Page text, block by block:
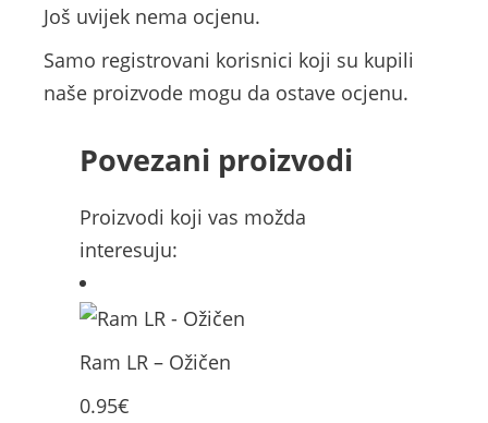
Još uvijek nema ocjenu.
Samo registrovani korisnici koji su kupili
naše proizvode mogu da ostave ocjenu.
Povezani proizvodi
Proizvodi koji vas možda
interesuju:
Ram LR – Ožičen
0.95€